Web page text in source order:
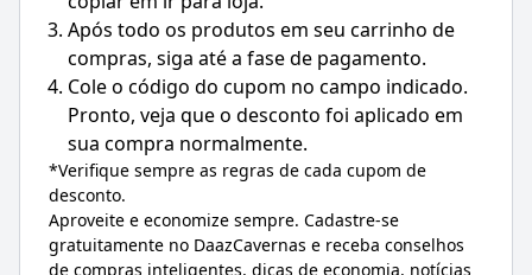
Após todo os produtos em seu carrinho de
compras, siga até a fase de pagamento.
Cole o código do cupom no campo indicado.
Pronto, veja que o desconto foi aplicado em
sua compra normalmente.
*Verifique sempre as regras de cada cupom de
desconto.
Aproveite e economize sempre. Cadastre-se
gratuitamente no DaazCavernas e receba conselhos
de compras inteligentes, dicas de economia, notícias